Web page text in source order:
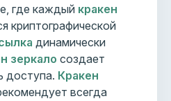
где каждый кракен
криптографической
динамически
зеркало создает
доступа. Кракен
всегда